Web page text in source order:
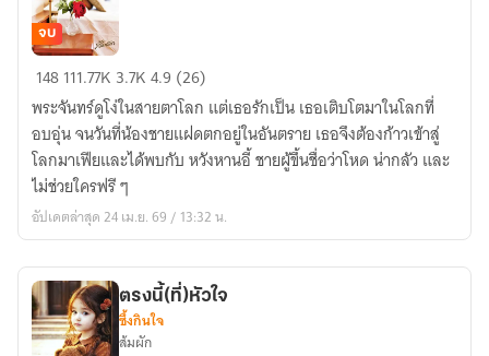
พระจันทร์
Loving
you
wisely
จบ
148111.77K 3.7K4.9 (26)
พระจันทร์ดูโง่ในสายตาโลก แต่เธอรักเป็น เธอเติบโตมาในโลกที่
อบอุ่น จนวันที่น้องชายแฝดตกอยู่ในอันตราย เธอจึงต้องก้าวเข้าสู่
โลกมาเฟียและได้พบกับ หวังหานอี้ ชายผู้ขึ้นชื่อว่าโหด น่ากลัว และ
ไม่ช่วยใครฟรี ๆ
อัปเดตล่าสุด 24 เม.ย. 69 / 13:32 น.
ตรงนี้(ที่)หัวใจ
ซึ้งกินใจ
ส้มผัก